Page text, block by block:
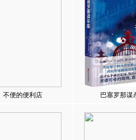
不便的便利店 巴塞罗那谋